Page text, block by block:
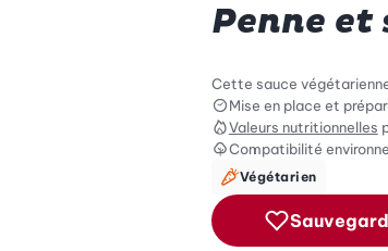
Penne
Cette sauce
Mise en place et
Valeurs nutritionnelles
Compatibilité
Végétarien